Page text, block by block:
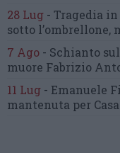
28 Lug - Tragedia in
sotto l’ombrellone,
7 Ago - Schianto
muore Fabrizio
11 Lug - Emanuele
mantenuta per